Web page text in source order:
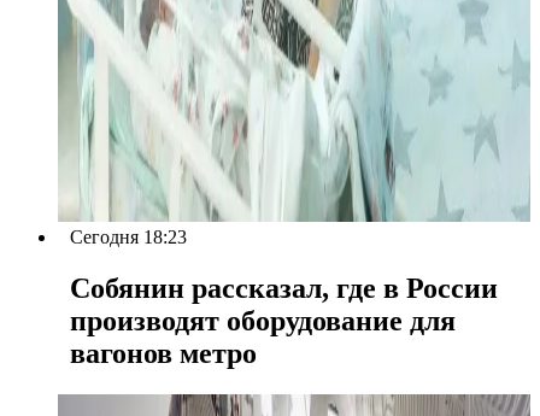
Сегодня 18:23
Собянин рассказал, где в России
производят оборудование для
вагонов метро